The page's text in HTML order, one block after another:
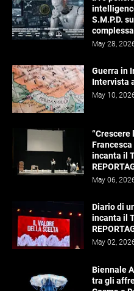
S.M.P.D.
complessa
May 28,
Guerra in
Intervista
May 10,
“Crescere
Francesca
incanta il
May 06,
Diario di
incanta il
May 02,
Biennale
tra gli